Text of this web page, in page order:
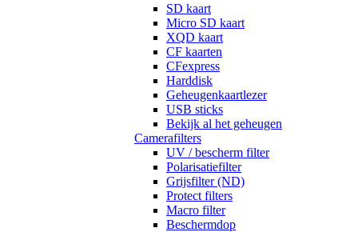
SD kaart
Micro SD kaart
XQD kaart
CF kaarten
CFexpress
Harddisk
Geheugenkaartlezer
USB sticks
Bekijk al het geheugen
Camerafilters
UV / bescherm filter
Polarisatiefilter
Grijsfilter (ND)
Protect filters
Macro filter
Beschermdop